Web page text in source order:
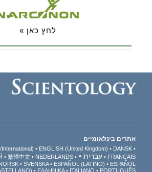
לחץ כאן »
אתרים בינלאומיים
ENGLISH (United Kingdom)
DANSK
FRANÇAIS
עברית 繁體中文
NEDERLANDS
SVENSKA ESPAÑOL (LATINO)
ESPAÑOL
ΕΛΛΗΝΙΚA ITALIANO PORTUGUÊS